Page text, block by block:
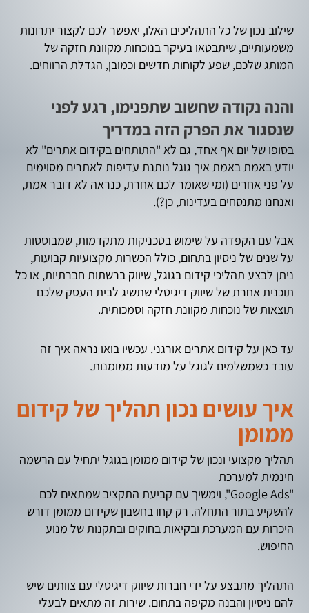
שילוב נכון של כל התהליכים האלו, יאפשר לכם לקצור יתרונות
משמעותיים, שיתבטאו בעיקר בנוכחות מקוונת חזקה של
המותג שלכם, שפע לקוחות חדשים וכמובן, הגדלת הרווחים.
והנה נקודה שחשוב שתפנימו, רגע לפני
שנסגור את הפרק הזה במדריך
בסופו של יום אף אחד, גם לא "התותחים בקידום אתרים" לא
יודע באמת באמת איך גוגל נותנת עדיפות לאתרים מסוימים
על פני אחרים (ומי שאומר לכם אחרת, כנראה לא דובר אמת,
ואנחנו מתנסחים בעדינות, כן?).
אבל עם הקפדה על שימוש בטכניקות מתקדמות, שמבוססות
על שנים של ניסיון בתחום, כולל הכשרות מקצועיות קבועות,
ניתן לבצע תהליכי קידום בגוגל, שיווק ברשתות חברתיות, או כל
תוכנית אחרת של שיווק דיגיטלי שתשיג לבית העסק שלכם
תוצאות של נוכחות מקוונת חזקה וסמכותית.
עד כאן על קידום אתרים אורגני. עכשיו בואו נראה איך זה
עובד כשמשלמים לגוגל על מודעות ממומנות.
איך עושים נכון תהליך של קידום
ממומן
תהליך מקצועי ונכון של קידום ממומן בגוגל יתחיל עם הרשמה
חינמית למערכת
"Google Ads", וימשיך עם קביעת התקציב שמתאים לכם
להשקיע בתור התחלה. רק קחו בחשבון שקידום ממומן דורש
היכרות עם המערכת ובקיאות בחוקים ובתקנות של מנוע
החיפוש.
התהליך מתבצע על ידי חברות שיווק דיגיטלי עם צוותים שיש
להם ניסיון והבנה מקיפה בתחום. שירות זה מתאים לבעלי